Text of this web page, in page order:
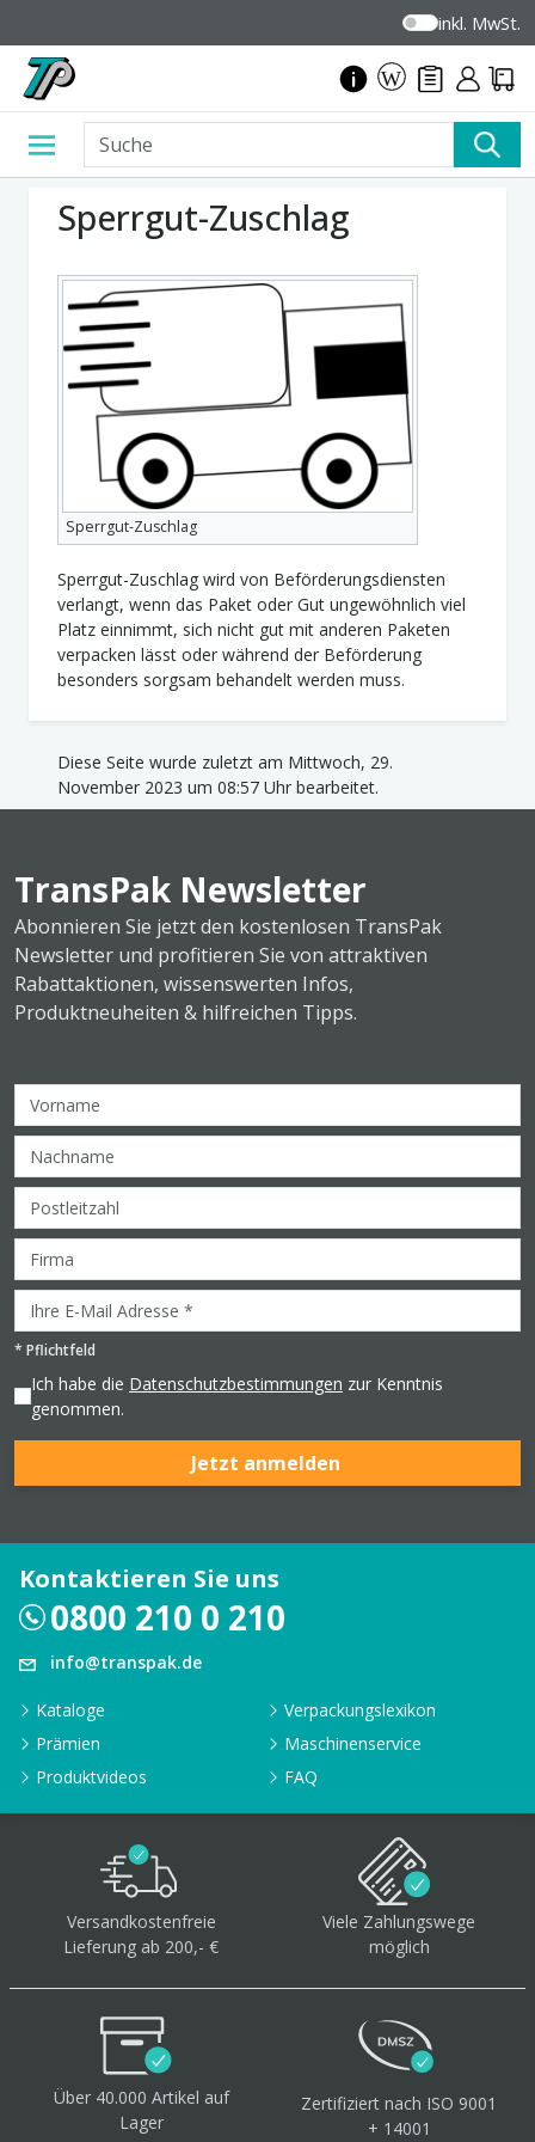
inkl. MwSt.
Sperrgut-Zuschlag
Sperrgut-Zuschlag
Sperrgut-Zuschlag wird von Beförderungsdiensten
verlangt, wenn das Paket oder Gut ungewöhnlich viel
Platz einnimmt, sich nicht gut mit anderen Paketen
verpacken lässt oder während der Beförderung
besonders sorgsam behandelt werden muss.
Diese Seite wurde zuletzt am Mittwoch, 29.
November 2023 um 08:57 Uhr bearbeitet.
TransPak Newsletter
Abonnieren Sie jetzt den kostenlosen TransPak
Newsletter und profitieren Sie von attraktiven
Rabattaktionen, wissenswerten Infos,
Produktneuheiten & hilfreichen Tipps.
* Pflichtfeld
Ich habe die Datenschutzbestimmungen zur Kenntnis
genommen.
Jetzt anmelden
Kontaktieren Sie uns
0800 210 0 210
info@transpak.de
Kataloge
Verpackungslexikon
Prämien
Maschinenservice
Produktvideos
FAQ
Versandkostenfreie
Lieferung ab 200,- €
Viele Zahlungswege
möglich
Über 40.000 Artikel auf
Lager
Zertifiziert nach ISO 9001
+ 14001